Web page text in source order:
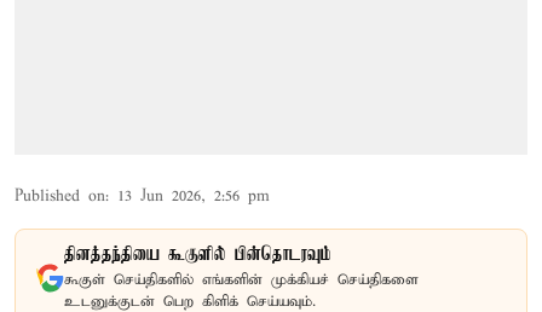
Published on: 13 Jun 2026, 2:56 pm
தினத்தந்தியை கூகுளில் பின்தொடரவும்
கூகுள் செய்திகளில் எங்களின் முக்கியச் செய்திகளை
உடனுக்குடன் பெற கிளிக் செய்யவும்.